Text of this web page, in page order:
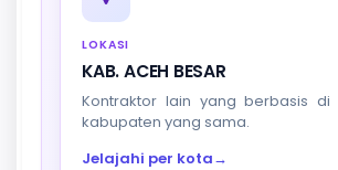
LOKASI
KAB. ACEH BESAR
Kontraktor lain yang berbasis di
kabupaten yang sama.
Jelajahi per kota→